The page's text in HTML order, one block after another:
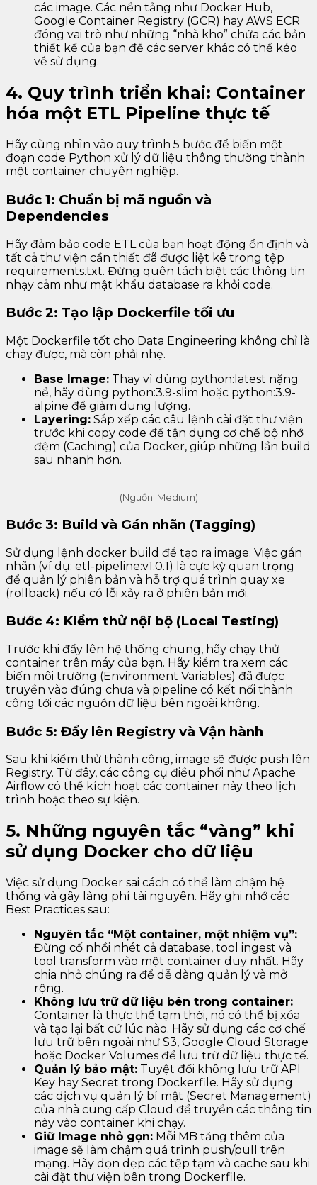
các image. Các nền tảng như Docker Hub,
Google Container Registry (GCR) hay AWS ECR
đóng vai trò như những “nhà kho” chứa các bản
thiết kế của bạn để các server khác có thể kéo
về sử dụng.
4. Quy trình triển khai: Container
hóa một ETL Pipeline thực tế
Hãy cùng nhìn vào quy trình 5 bước để biến một
đoạn code Python xử lý dữ liệu thông thường thành
một container chuyên nghiệp.
Bước 1: Chuẩn bị mã nguồn và
Dependencies
Hãy đảm bảo code ETL của bạn hoạt động ổn định và
tất cả thư viện cần thiết đã được liệt kê trong tệp
requirements.txt. Đừng quên tách biệt các thông tin
nhạy cảm như mật khẩu database ra khỏi code.
Bước 2: Tạo lập Dockerfile tối ưu
Một Dockerfile tốt cho Data Engineering không chỉ là
chạy được, mà còn phải nhẹ.
Base Image: Thay vì dùng python:latest nặng
nề, hãy dùng python:3.9-slim hoặc python:3.9-
alpine để giảm dung lượng.
Layering: Sắp xếp các câu lệnh cài đặt thư viện
trước khi copy code để tận dụng cơ chế bộ nhớ
đệm (Caching) của Docker, giúp những lần build
sau nhanh hơn.
(Nguồn: Medium)
Bước 3: Build và Gán nhãn (Tagging)
Sử dụng lệnh docker build để tạo ra image. Việc gán
nhãn (ví dụ: etl-pipeline:v1.0.1) là cực kỳ quan trọng
để quản lý phiên bản và hỗ trợ quá trình quay xe
(rollback) nếu có lỗi xảy ra ở phiên bản mới.
Bước 4: Kiểm thử nội bộ (Local Testing)
Trước khi đẩy lên hệ thống chung, hãy chạy thử
container trên máy của bạn. Hãy kiểm tra xem các
biến môi trường (Environment Variables) đã được
truyền vào đúng chưa và pipeline có kết nối thành
công tới các nguồn dữ liệu bên ngoài không.
Bước 5: Đẩy lên Registry và Vận hành
Sau khi kiểm thử thành công, image sẽ được push lên
Registry. Từ đây, các công cụ điều phối như Apache
Airflow có thể kích hoạt các container này theo lịch
trình hoặc theo sự kiện.
5. Những nguyên tắc “vàng” khi
sử dụng Docker cho dữ liệu
Việc sử dụng Docker sai cách có thể làm chậm hệ
thống và gây lãng phí tài nguyên. Hãy ghi nhớ các
Best Practices sau:
Nguyên tắc “Một container, một nhiệm vụ”:
Đừng cố nhồi nhét cả database, tool ingest và
tool transform vào một container duy nhất. Hãy
chia nhỏ chúng ra để dễ dàng quản lý và mở
rộng.
Không lưu trữ dữ liệu bên trong container:
Container là thực thể tạm thời, nó có thể bị xóa
và tạo lại bất cứ lúc nào. Hãy sử dụng các cơ chế
lưu trữ bên ngoài như S3, Google Cloud Storage
hoặc Docker Volumes để lưu trữ dữ liệu thực tế.
Quản lý bảo mật: Tuyệt đối không lưu trữ API
Key hay Secret trong Dockerfile. Hãy sử dụng
các dịch vụ quản lý bí mật (Secret Management)
của nhà cung cấp Cloud để truyền các thông tin
này vào container khi chạy.
Giữ Image nhỏ gọn: Mỗi MB tăng thêm của
image sẽ làm chậm quá trình push/pull trên
mạng. Hãy dọn dẹp các tệp tạm và cache sau khi
cài đặt thư viện bên trong Dockerfile.